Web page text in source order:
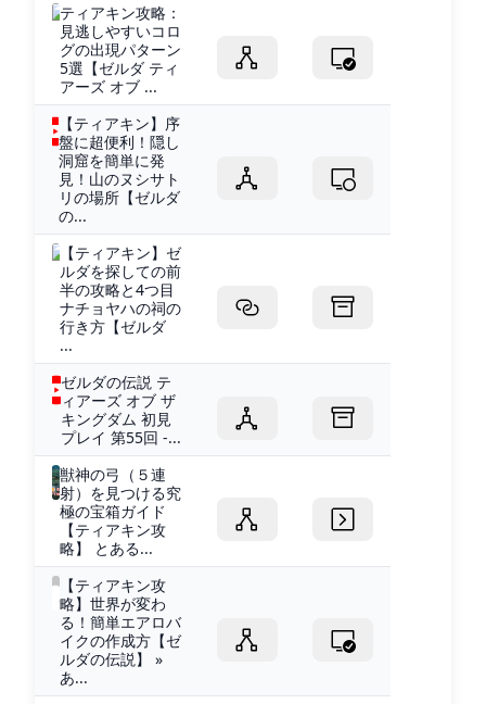
ティアキン攻略：
見逃しやすいコロ
グの出現パターン
5選【ゼルダ ティ
アーズ オブ ...
【ティアキン】序
盤に超便利！隠し
洞窟を簡単に発
見！山のヌシサト
リの場所【ゼルダ
の...
【ティアキン】ゼ
ルダを探しての前
半の攻略と4つ目
ナチョヤハの祠の
行き方【ゼルダ
...
ゼルダの伝説 テ
ィアーズ オブ ザ
キングダム 初見
プレイ 第55回 -...
獣神の弓（５連
射）を見つける究
極の宝箱ガイド
【ティアキン攻
略】 とある...
【ティアキン攻
略】世界が変わ
る！簡単エアロバ
イクの作成方【ゼ
ルダの伝説】 »
あ...